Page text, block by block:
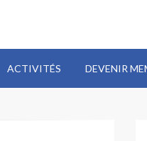
ACTIVITÉS DEVENIR